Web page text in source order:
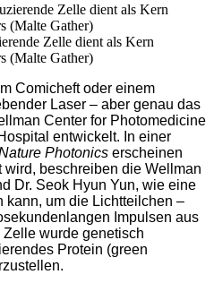
Zelle dient als Kern
(Malte Gather)
Comicheft oder einem
Laser – aber genau das
Center for Photomedicine
entwickelt. In einer
Photonics erscheinen
beschreiben die Wellman
Dr. Seok Hyun Yun, wie eine
kann, um die Lichtteilchen –
Impulsen aus
wurde genetisch
Protein (green